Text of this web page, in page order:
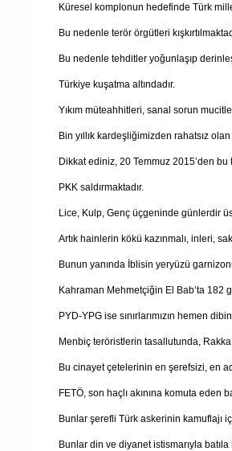
Küresel komplonun hedefinde Türk
Bu nedenle terör örgütleri
Bu nedenle tehditler yoğunlaşıp
Türkiye kuşatma altındadır.
Yıkım müteahhitleri, sanal sorun
Bin yıllık kardeşliğimizden rahatsız
Dikkat ediniz, 20 Temmuz 2015’den
PKK saldırmaktadır.
Lice, Kulp, Genç üçgeninde günlerdir
Artık hainlerin kökü kazınmalı, inleri,
Bunun yanında İblisin yeryüzü
Kahraman Mehmetçiğin El Bab’ta 182
PYD-YPG ise sınırlarımızın hemen
Menbiç teröristlerin tasallutunda, Rakka
Bu cinayet çetelerinin en şerefsizi, en
FETÖ, son haçlı akınına komuta
Bunlar şerefli Türk askerinin kamuflajı
Bunlar din ve diyanet istismarıyla